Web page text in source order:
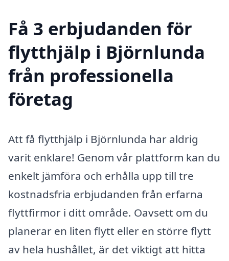
Få 3 erbjudanden för
flytthjälp i Björnlunda
från professionella
företag
Att få flytthjälp i Björnlunda har aldrig
varit enklare! Genom vår plattform kan du
enkelt jämföra och erhålla upp till tre
kostnadsfria erbjudanden från erfarna
flyttfirmor i ditt område. Oavsett om du
planerar en liten flytt eller en större flytt
av hela hushållet, är det viktigt att hitta